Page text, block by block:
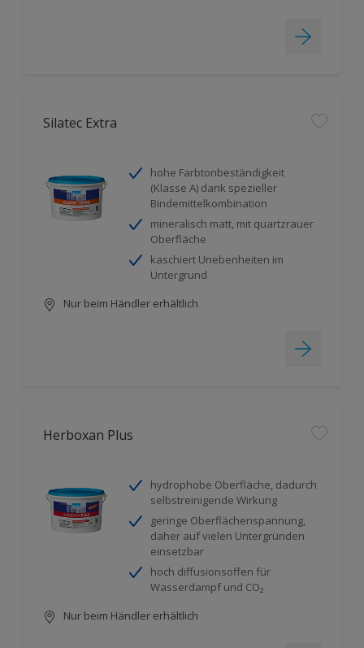
Silatec Extra
hohe Farbtonbeständigkeit
(Klasse A) dank spezieller
Bindemittelkombination
mineralisch matt, mit quartzrauer
Oberfläche
kaschiert Unebenheiten im
Untergrund
Nur beim Händler erhältlich
Herboxan Plus
hydrophobe Oberfläche, dadurch
selbstreinigende Wirkung
geringe Oberflächenspannung,
daher auf vielen Untergründen
einsetzbar
hoch diffusionsoffen für
Wasserdampf und CO₂
Nur beim Händler erhältlich